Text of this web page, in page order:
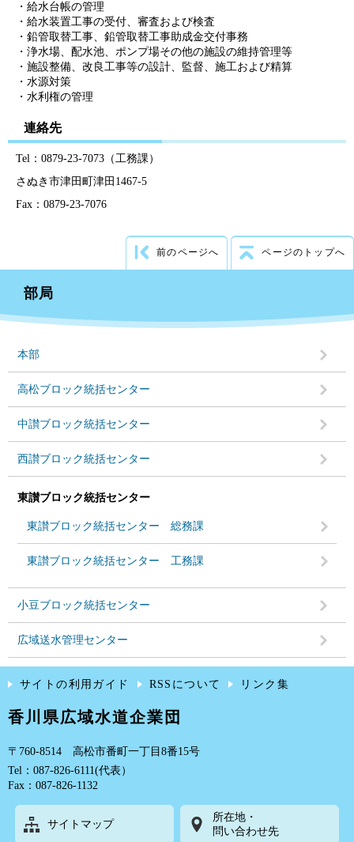
部局
本部
高松ブロック統括センター
中讃ブロック統括センター
西讃ブロック統括センター
東讃ブロック統括センター
東讃ブロック統括センター 総務課
東讃ブロック統括センター 工務課
小豆ブロック統括センター
広域送水管理センター
・給水台帳の管理
・給水装置工事の受付、審査および検査
・鉛管取替工事、鉛管取替工事助成金交付事務
・浄水場、配水池、ポンプ場その他の施設の維持管理等
・施設整備、改良工事等の設計、監督、施工および精算
・水源対策
・水利権の管理
連絡先
Tel：0879-23-7073（工務課）
さぬき市津田町津田1467-5
Fax：0879-23-7076
前のページへ ページのトップへ
サイトの利用ガイド RSSについて リンク集
香川県広域水道企業団
〒760-8514 高松市番町一丁目8番15号
Tel：087-826-6111(代表）
Fax：087-826-1132
サイトマップ
所在地・
問い合わせ先